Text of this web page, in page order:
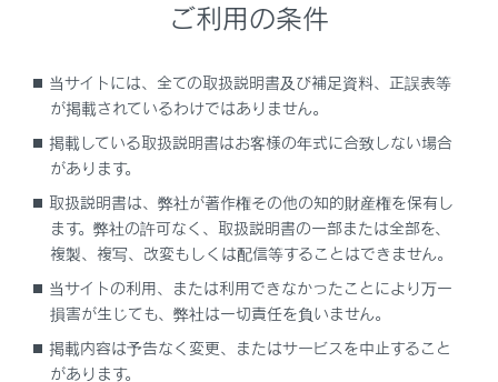
クリアランスソナーの役割
クリアランスソナーのON/OFFを切りかえる
クリアランスソナーの巻き込み警報機能
（Advanced Park装着車）
合わせて見られているページ
ご利用の条件
当サイトには、全ての取扱説明書及び補足資料、正誤表等
が掲載されているわけではありません。
掲載している取扱説明書はお客様の年式に合致しない場合
があります。
取扱説明書は、弊社が著作権その他の知的財産権を保有し
ます。弊社の許可なく、取扱説明書の一部または全部を、
複製、複写、改変もしくは配信等することはできません。
当サイトの利用、または利用できなかったことにより万一
損害が生じても、弊社は一切責任を負いません。
掲載内容は予告なく変更、またはサービスを中止すること
があります。